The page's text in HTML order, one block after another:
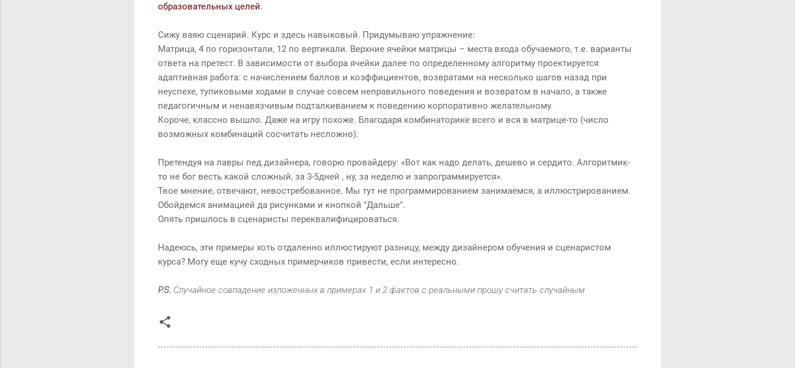
образовательных целей.
Сижу ваяю сценарий. Курс и здесь навыковый. Придумываю упражнение:
Матрица, 4 по горизонтали, 12 по вертикали. Верхние ячейки матрицы – места входа обучаемого, т.е. варианты
ответа на претест. В зависимости от выбора ячейки далее по определенному алгоритму проектируется
адаптивная работа: с начислением баллов и коэффициентов, возвратами на несколько шагов назад при
неуспехе, тупиковыми ходами в случае совсем неправильного поведения и возвратом в начало, а также
педагогичным и ненавязчивым подталкиванием к поведению корпоративно желательному.
Короче, классно вышло. Даже на игру похоже. Благодаря комбинаторике всего и вся в матрице-то (число
возможных комбинаций сосчитать несложно).
Претендуя на лавры пед.дизайнера, говорю провайдеру: «Вот как надо делать, дешево и сердито. Алгоритмик-
то не бог весть какой сложный, за 3-5дней , ну, за неделю и запрограммируется».
Твое мнение, отвечают, невостребованное. Мы тут не программированием занимаемся, а иллюстрированием.
Обойдемся анимацией да рисунками и кнопкой "Дальше".
Опять пришлось в сценаристы переквалифицироваться.
Надеюсь, эти примеры хоть отдаленно иллюстируют разницу, между дизайнером обучения и сценаристом
курса? Могу еще кучу сходных примерчиков привести, если интересно.
P.S. Случайное совпадение изложенных в примерах 1 и 2 фактов с реальными прошу считать случайным.